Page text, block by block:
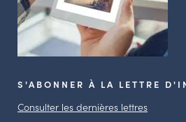
S'ABONNER À LA LETTRE
Consulter les dernières lettres